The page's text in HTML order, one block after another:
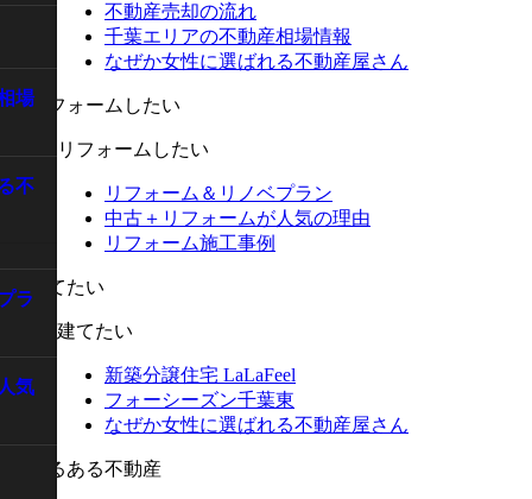
場
不
ラ
気
不動産売却の流れ
千葉エリアの不動産相場情報
なぜか女性に選ばれる不動産屋さん
リフォームしたい
リフォーム＆リノベプラン
中古＋リフォームが人気の理由
リフォーム施工事例
建てたい
新築分譲住宅 LaLaFeel
フォーシーズン千葉東
なぜか女性に選ばれる不動産屋さん